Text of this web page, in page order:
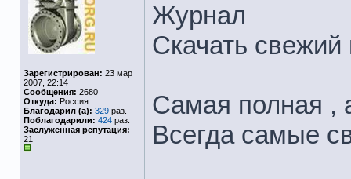
Зарегистрирован: 23 мар
2007, 22:14
Сообщения: 2680
Откуда: Россия
Благодарил (а): 329 раз.
Поблагодарили: 424 раз.
Заслуженная репутация:
21
Журнал
Скачать
Самая полная ,
Всегда самые